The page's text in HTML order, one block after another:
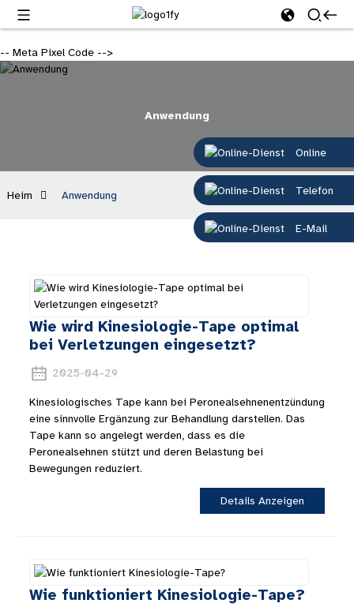
-- Meta Pixel Code -->
Online
Telefon
E-Mail
Anwendung
Heim Anwendung
Wie wird Kinesiologie-Tape optimal
bei Verletzungen eingesetzt?
2025-04-29
Kinesiologisches Tape kann bei Peronealsehnenentzündung
eine sinnvolle Ergänzung zur Behandlung darstellen. Das
Tape kann so angelegt werden, dass es die
Peronealsehnen stützt und deren Belastung bei
Bewegungen reduziert.
Details Anzeigen
Wie funktioniert Kinesiologie-Tape?